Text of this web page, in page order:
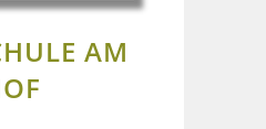
AM